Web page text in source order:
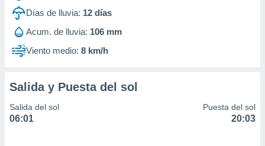
de
Días de lluvia: 12 días
Acum. de lluvia: 106 mm
Viento medio: 8 km/h
Salida y Puesta del sol
Salida del sol
06:01
Puesta del sol
20:03